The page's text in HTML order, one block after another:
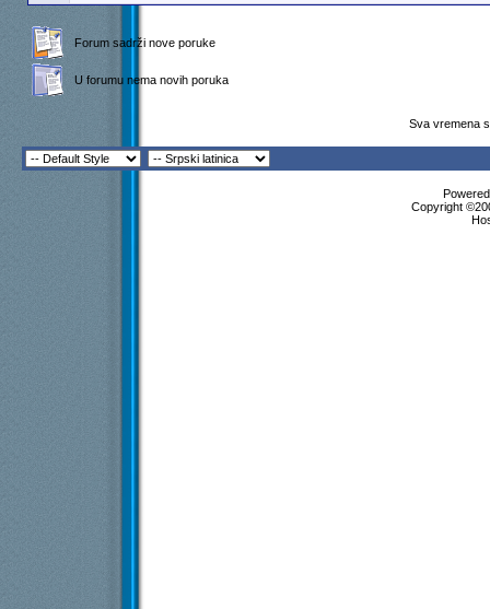
Forum sadrži nove poruke
U forumu nema novih poruka
Sva vremena
Copyright